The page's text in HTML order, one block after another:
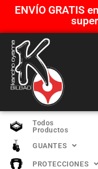
ENVÍO GRATIS
Todos
Productos
GUANTES
PROTECCIONES